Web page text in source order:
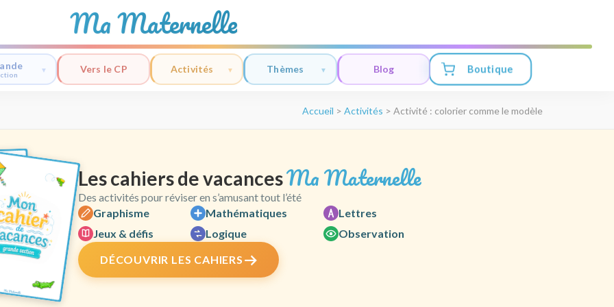
Ma Maternelle
Vers le CP Activités Thèmes Blog Boutique
Accueil > Activités > Activité : colorier comme le modèle
Les cahiers de vacancesMa Maternelle
Des activités pour réviser en s’amusant tout l’été
Graphisme
Mathématiques
Lettres
Jeux & défis
Logique
Observation
DÉCOUVRIR LES CAHIERS